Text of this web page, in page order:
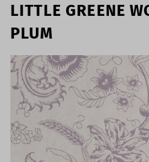
LITTLE GREENE
PLUM